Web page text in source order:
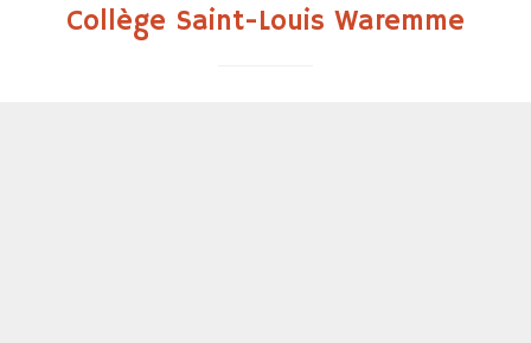
Collège Saint-Louis Waremme